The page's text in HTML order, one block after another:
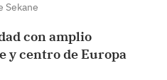
Sekane
con amplio
y centro de Europa